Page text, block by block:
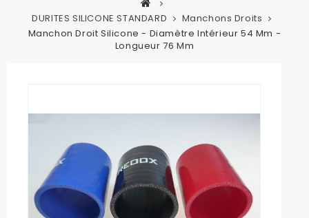
DURITES SILICONE STANDARD
Manchons Droits
Manchon Droit Silicone - Diamètre Intérieur 54 Mm -
Longueur 76 Mm